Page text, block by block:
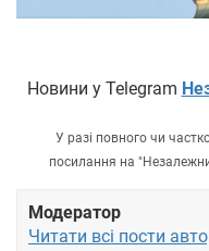
Новини у Telegram
У разі повного чи
посилання на
Модератор
Читати всі пости